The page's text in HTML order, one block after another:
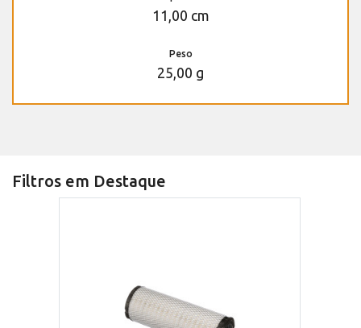
11,00 cm
Peso
25,00 g
Filtros em Destaque